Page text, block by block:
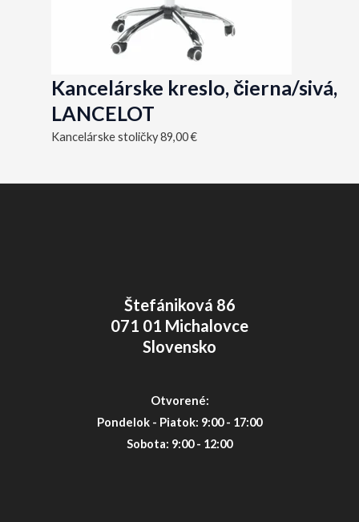
Kancelárske kreslo, čierna/sivá,
LANCELOT
Kancelárske stoličky89,00€
Štefániková 86
071 01 Michalovce
Slovensko
Otvorené:
Pondelok - Piatok: 9:00 - 17:00
Sobota: 9:00 - 12:00